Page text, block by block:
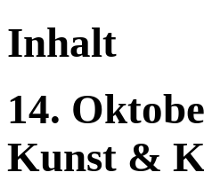
Inhalt
14.
Kunst &